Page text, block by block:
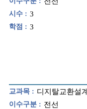
시수 : 3
학점 : 3
교과목 : 디지탈교환설계
이수구분 : 전선